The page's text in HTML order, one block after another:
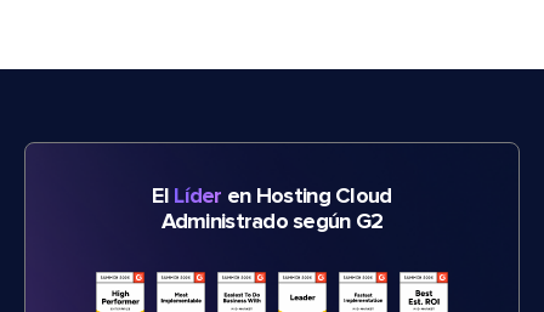
El Líder en Hosting Cloud
Administrado según G2